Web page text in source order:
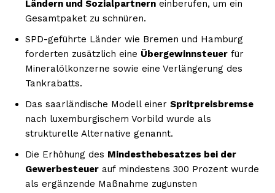
Ländern und Sozialpartnern einberufen, um ein
Gesamtpaket zu schnüren.
SPD-geführte Länder wie Bremen und Hamburg
forderten zusätzlich eine Übergewinnsteuer für
Mineralölkonzerne sowie eine Verlängerung des
Tankrabatts.
Das saarländische Modell einer Spritpreisbremse
nach luxemburgischem Vorbild wurde als
strukturelle Alternative genannt.
Die Erhöhung des Mindesthebesatzes bei der
Gewerbesteuer auf mindestens 300 Prozent wurde
als ergänzende Maßnahme zugunsten